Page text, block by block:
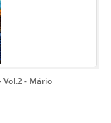
Vol.2 - Mário